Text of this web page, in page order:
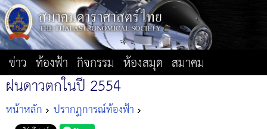
ข่าว ท้องฟ้า กิจกรรม ห้องสมุด สมาคม
ฝนดาวตกในปี 2554
หน้าหลัก ปรากฏการณ์ท้องฟ้า